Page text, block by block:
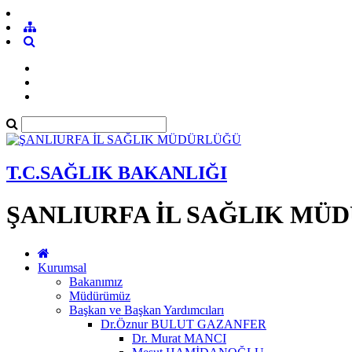
T.C.SAĞLIK BAKANLIĞI
ŞANLIURFA İL SAĞLIK
Kurumsal
Bakanımız
Müdürümüz
Başkan ve Başkan Yardımcıları
Dr.Öznur BULUT GAZANFER
Dr. Murat MANCI